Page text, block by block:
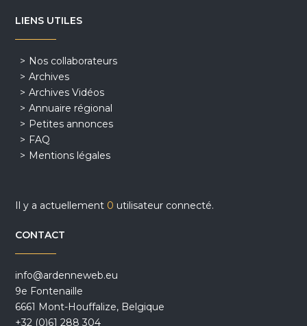
LIENS UTILES
Nos collaborateurs
Archives
Archives Vidéos
Annuaire régional
Petites annonces
FAQ
Mentions légales
Il y a actuellement 0 utilisateur connecté.
CONTACT
info@ardenneweb.eu
9e Fontenaille
6661 Mont-Houffalize, Belgique
+32 (0)61 288 304